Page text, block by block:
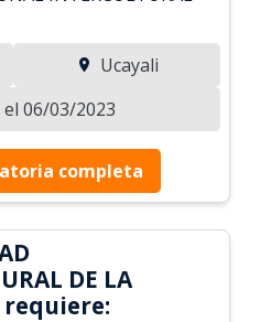
Ucayali
06/03/2023
completa
DE LA
requiere: